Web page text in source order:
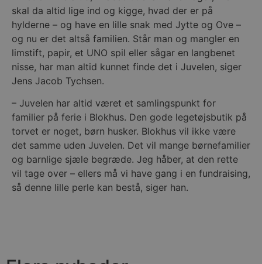
skal da altid lige ind og kigge, hvad der er på
hylderne – og have en lille snak med Jytte og Ove –
og nu er det altså familien. Står man og mangler en
limstift, papir, et UNO spil eller sågar en langbenet
nisse, har man altid kunnet finde det i Juvelen, siger
Jens Jacob Tychsen.
– Juvelen har altid været et samlingspunkt for
familier på ferie i Blokhus. Den gode legetøjsbutik på
torvet er noget, børn husker. Blokhus vil ikke være
det samme uden Juvelen. Det vil mange børnefamilier
og barnlige sjæle begræde. Jeg håber, at den rette
vil tage over – ellers må vi have gang i en fundraising,
så denne lille perle kan bestå, siger han.